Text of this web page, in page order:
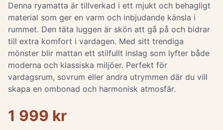
Denna ryamatta är tillverkad i ett mjukt och behagligt
material som ger en varm och inbjudande känsla i
rummet. Den täta luggen är skön att gå på och bidrar
till extra komfort i vardagen. Med sitt trendiga
mönster blir mattan ett stilfullt inslag som lyfter både
moderna och klassiska miljöer. Perfekt för
vardagsrum, sovrum eller andra utrymmen där du vill
skapa en ombonad och harmonisk atmosfär.
1 999 kr